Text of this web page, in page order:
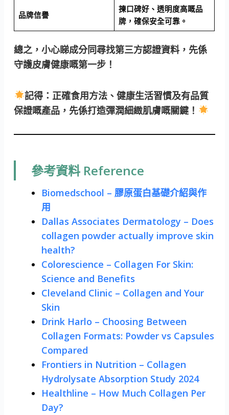
品牌信譽
揀口碑好、透明度高嘅品
牌，確保安全可靠。
總之，小心睇成分同尋找第三方認證資料，先係
守護皮膚健康嘅第一步！
記得：正確食用方法、健康生活習慣及有品質
保證嘅產品，先係打造彈潤細緻肌膚嘅關鍵！
參考資料 Reference
Biomedschool – 膠原蛋白基礎介紹與作
用
Dallas Associates Dermatology – Does
collagen powder actually improve skin
health?
Colorescience – Collagen For Skin:
Science and Benefits
Cleveland Clinic – Collagen and Your
Skin
Drink Harlo – Choosing Between
Collagen Formats: Powder vs Capsules
Compared
Frontiers in Nutrition – Collagen
Hydrolysate Absorption Study 2024
Healthline – How Much Collagen Per
Day?